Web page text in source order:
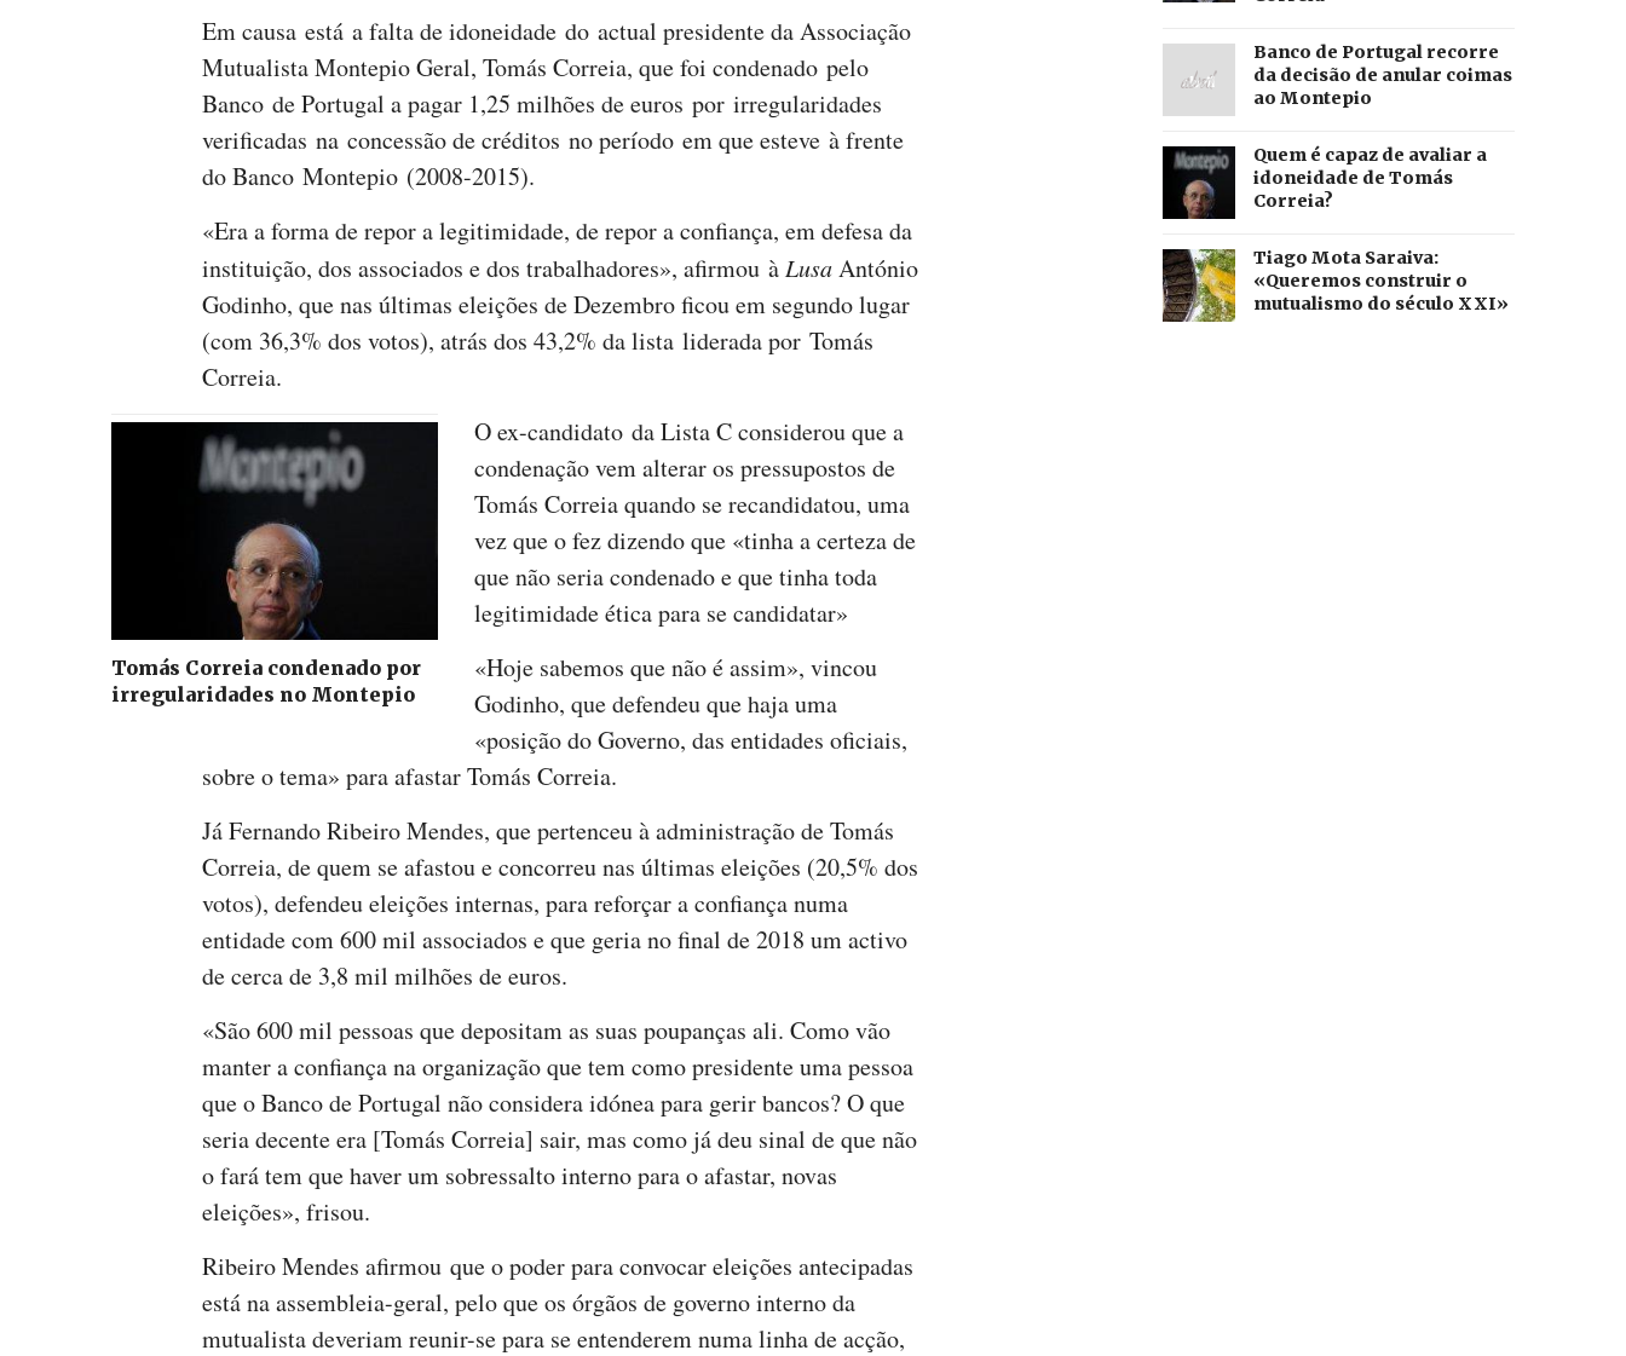
Em causa está a falta de idoneidade do actual presidente da Associação
Mutualista Montepio Geral, Tomás Correia, que foi condenado pelo
Banco de Portugal a pagar 1,25 milhões de euros por irregularidades
verificadas na concessão de créditos no período em que esteve à frente
do Banco Montepio (2008-2015).
«Era a forma de repor a legitimidade, de repor a confiança, em defesa da
instituição, dos associados e dos trabalhadores», afirmou à LusaAntónio
Godinho, que nas últimas eleições de Dezembro ficou em segundo lugar
(com 36,3% dos votos), atrás dos 43,2% da lista liderada por Tomás
Correia.
Tomás Correia condenado por
irregularidades no Montepio
O ex-candidato da Lista C considerou que a
condenação vem alterar os pressupostos de
Tomás Correia quando se recandidatou, uma
vez que o fez dizendo que «tinha a certeza de
que não seria condenado e que tinha toda
legitimidade ética para se candidatar»
«Hoje sabemos que não é assim», vincou
Godinho, que defendeu que haja uma
«posição do Governo, das entidades oficiais,
sobre o tema» para afastar Tomás Correia.
Já Fernando Ribeiro Mendes, que pertenceu à administração de Tomás
Correia, de quem se afastou e concorreu nas últimas eleições (20,5% dos
votos), defendeu eleições internas, para reforçar a confiança numa
entidade com 600 mil associados e que geria no final de 2018 um activo
de cerca de 3,8 mil milhões de euros.
«São 600 mil pessoas que depositam as suas poupanças ali. Como vão
manter a confiança na organização que tem como presidente uma pessoa
que o Banco de Portugal não considera idónea para gerir bancos? O que
seria decente era [Tomás Correia] sair, mas como já deu sinal de que não
o fará tem que haver um sobressalto interno para o afastar, novas
eleições», frisou.
Ribeiro Mendes afirmou que o poder para convocar eleições antecipadas
está na assembleia-geral, pelo que os órgãos de governo interno da
mutualista deveriam reunir-se para se entenderem numa linha de acção,
Banco de Portugal recorre
da decisão de anular coimas
ao Montepio
Quem é capaz de avaliar a
idoneidade de Tomás
Correia?
Tiago Mota Saraiva:
«Queremos construir o
mutualismo do século XXI»